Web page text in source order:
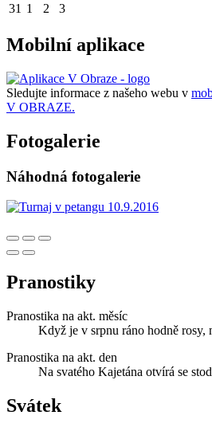
31 1 2 3
Mobilní aplikace
Sledujte informace z našeho webu v
V OBRAZE.
Fotogalerie
Náhodná fotogalerie
Pranostiky
Pranostika na akt. měsíc
Když je v srpnu ráno hodně rosy,
Pranostika na akt. den
Na svatého Kajetána otvírá se
Svátek